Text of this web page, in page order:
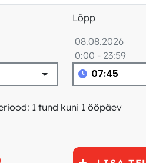
Lõpp
08.08.2026
0:00 - 23:59
1 tund kuni 1 ööpäev